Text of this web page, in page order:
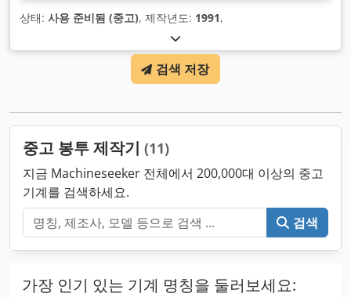
상태: 사용 준비됨 (중고), 제작년도: 1991,
검색 저장
중고 봉투 제작기 (11)
지금 Machineseeker 전체에서 200,000대 이상의 중고
기계를 검색하세요.
검색
가장 인기 있는 기계 명칭을 둘러보세요: